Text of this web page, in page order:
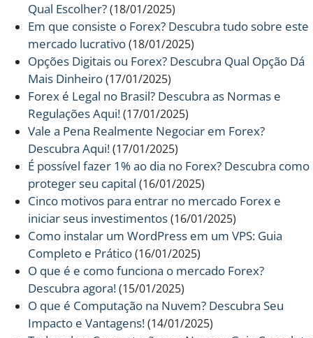
Qual Escolher?(18/01/2025)
Em que consiste o Forex? Descubra tudo sobre este
mercado lucrativo(18/01/2025)
Opções Digitais ou Forex? Descubra Qual Opção Dá
Mais Dinheiro(17/01/2025)
Forex é Legal no Brasil? Descubra as Normas e
Regulações Aqui!(17/01/2025)
Vale a Pena Realmente Negociar em Forex?
Descubra Aqui!(17/01/2025)
É possível fazer 1% ao dia no Forex? Descubra como
proteger seu capital (16/01/2025)
Cinco motivos para entrar no mercado Forex e
iniciar seus investimentos(16/01/2025)
Como instalar um WordPress em um VPS: Guia
Completo e Prático(16/01/2025)
O que é e como funciona o mercado Forex?
Descubra agora!(15/01/2025)
O que é Computação na Nuvem? Descubra Seu
Impacto e Vantagens!(14/01/2025)